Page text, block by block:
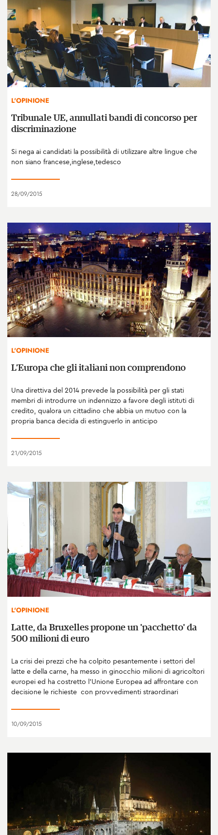
L'OPINIONE
Tribunale UE, annullati bandi di concorso per
discriminazione
Si nega ai candidati la possibilità di utilizzare altre lingue che
non siano francese,inglese,tedesco
28/09/2015
L'OPINIONE
L’Europa che gli italiani non comprendono
Una direttiva del 2014 prevede la possibilità per gli stati
membri di introdurre un indennizzo a favore degli istituti di
credito, qualora un cittadino che abbia un mutuo con la
propria banca decida di estinguerlo in anticipo
21/09/2015
L'OPINIONE
Latte, da Bruxelles propone un 'pacchetto' da
500 milioni di euro
La crisi dei prezzi che ha colpito pesantemente i settori del
latte e della carne, ha messo in ginocchio milioni di agricoltori
europei ed ha costretto l’Unione Europea ad affrontare con
decisione le richieste con provvedimenti straordinari
10/09/2015